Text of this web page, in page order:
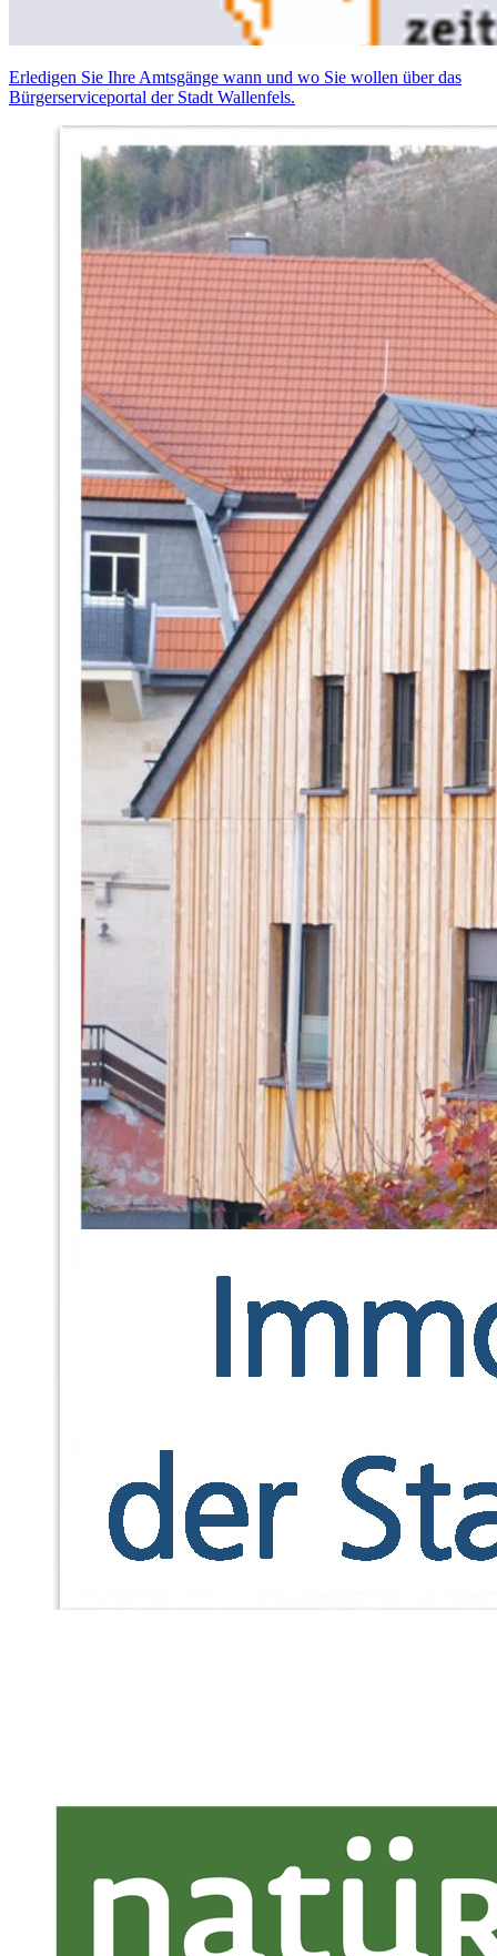
Erledigen Sie Ihre Amtsgänge wann und wo Sie wollen über das
Bürgerserviceportal der Stadt Wallenfels.